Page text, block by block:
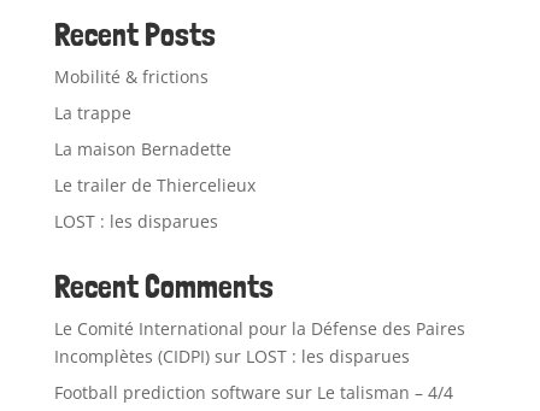
Recent Posts
Mobilité & frictions
La trappe
La maison Bernadette
Le trailer de Thiercelieux
LOST : les disparues
Recent Comments
Le Comité International pour la Défense des Paires
Incomplètes (CIDPI)sur LOST : les disparues
Football prediction software sur Le talisman – 4/4